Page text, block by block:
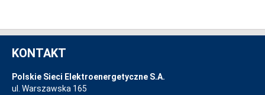
KONTAKT
Polskie Sieci Elektroenergetyczne S.A.
ul. Warszawska 165